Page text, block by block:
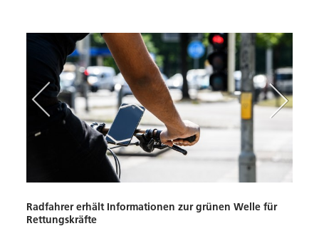
Radfahrer erhält Informationen zur grünen Welle für
Rettungskräfte